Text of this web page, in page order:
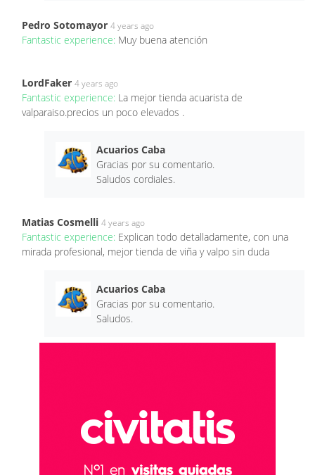
Pedro Sotomayor 4 years ago
Fantastic experience: Muy buena atención
LordFaker 4 years ago
Fantastic experience: La mejor tienda acuarista de
valparaiso.precios un poco elevados .
Acuarios Caba
Gracias por su comentario.
Saludos cordiales.
Matias Cosmelli 4 years ago
Fantastic experience: Explican todo detalladamente, con una
mirada profesional, mejor tienda de viña y valpo sin duda
Acuarios Caba
Gracias por su comentario.
Saludos.